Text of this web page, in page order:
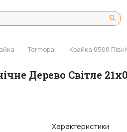
Termopal Крайка 8508
Дерево Світле
Характеристики